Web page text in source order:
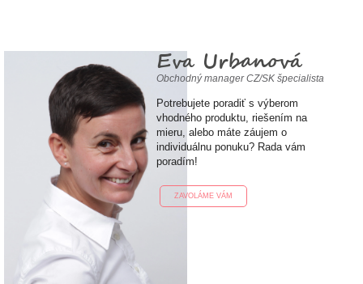
Eva Urbanová
Obchodný manager CZ/SK špecialista
Potrebujete poradiť s výberom
vhodného produktu, riešením na
mieru, alebo máte záujem o
individuálnu ponuku? Rada vám
poradím!
ZAVOLÁME VÁM